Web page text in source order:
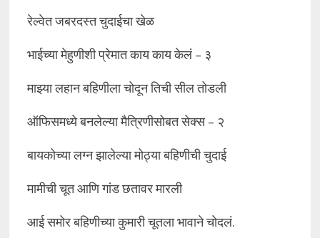
रेल्वेत जबरदस्त चुदाईचा खेळ
भाईच्या मेहुणीशी प्रेमात काय काय केलं – ३
माझ्या लहान बहिणीला चोदून तिची सील तोडली
ऑफिसमध्ये बनलेल्या मैत्रिणीसोबत सेक्स – २
बायकोच्या लग्न झालेल्या मोठ्या बहिणीची चुदाई
मामीची चूत आणि गांड छतावर मारली
आई समोर बहिणीच्या कुमारी चूतला भावाने चोदलं.